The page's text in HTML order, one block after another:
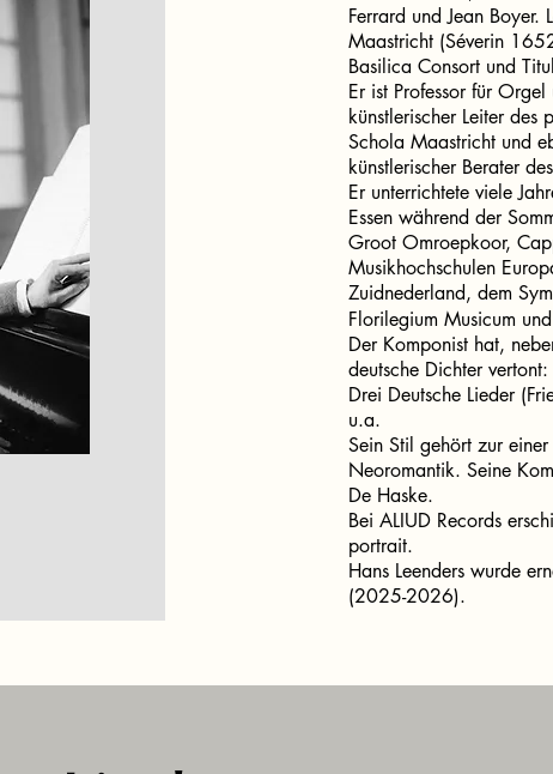
Ferrard und Jean Boyer.
Maastricht (Séverin
Basilica Consort und
Er ist Professor für
künstlerischer Leiter des
Schola Maastricht und
künstlerischer Berater
Er unterrichtete viele
Essen während der
Groot Omroepkoor,
Musikhochschulen
Zuidnederland, dem
Florilegium Musicum
Der Komponist hat,
deutsche Dichter
Drei Deutsche Lieder
u.a.
Sein Stil gehört zur einer
Neoromantik. Seine
De Haske.
Bei ALIUD Records
portrait.
Hans Leenders wurde
(2025-2026).